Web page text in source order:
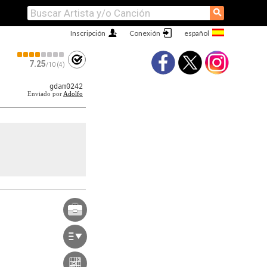
⚲
Conexión
Inscripción
7.25/10 (4)
gdam0242
Enviado por Adolfo